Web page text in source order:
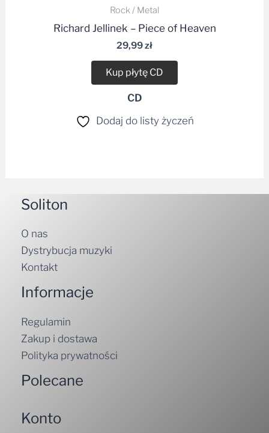
Rock / Metal
Richard Jellinek – Piece of Heaven
29,99zł
Kup płytę CD
CD
Dodaj do listy życzeń
Soliton
O nas
Dystrybucja muzyki
Kontakt
Informacje
Regulamin
Zakup i dostawa
Polityka prywatności
Polecane
Konto